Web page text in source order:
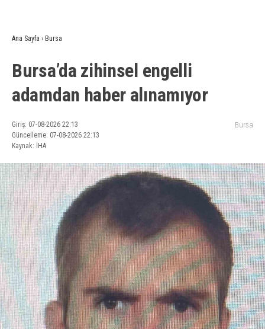
Ana Sayfa › Bursa
Bursa’da zihinsel engelli
adamdan haber alınamıyor
Giriş: 07-08-2026 22:13
Güncelleme: 07-08-2026 22:13
Kaynak: İHA
Bursa